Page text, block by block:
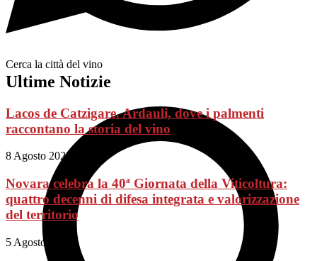
Cerca la città del vino
Ultime Notizie
Lacos de Catzigare. Ardauli, dove i palmenti
raccontano la storia del vino
8 Agosto 2026
Novara celebra la 40ª Giornata della Viticoltura:
quattro decenni di difesa integrata e valorizzazione
del territorio
5 Agosto 2026